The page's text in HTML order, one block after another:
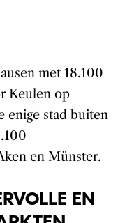
met 18.100
Keulen op
enige stad buiten
en Münster.
EN